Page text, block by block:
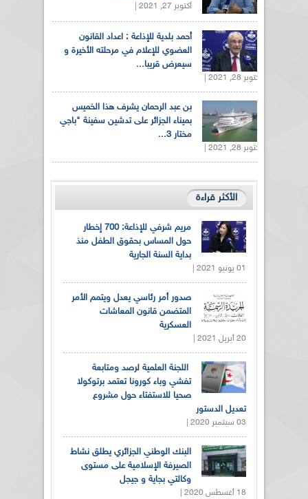
أكتوبر 27, 2021 |
أحمد بلدية للإذاعة : اعداد القانون
العضوي للإعلام في مرحلته الأخيرة و
سيعرض قريبا...
أكتوبر 28, 2021 |
بن عبد الرحمان يشرف هذا الخميس
بميناء الجزائر على تدشين سفينة "باجي
مختار 3...
أكتوبر 28, 2021 |
الأكثر قراءة
مريم شرفي للإذاعة: 700 إخطار
حول المساس بحقوق الطفل منذ
بداية السنة الجارية
01 يونيو 2021 |
صدور أمر رئاسي يعدل ويتمم الأمر
المتضمن قانون المعاشات
العسكرية
20 أبريل 2021 |
اللجنة العلمية لرصد ومتابعة
تفشي وباء كورونا تعتمد برتوكولا
صحيا للاستفتاء حول مشروع
تعديل الدستور
03 سبتمبر 2020 |
البنك الوطني الجزائري يطلق نشاط
الصيرفة الإسلامية على مستوى
وكالتي بجاية و جيجل
18 أغسطس 2020 |